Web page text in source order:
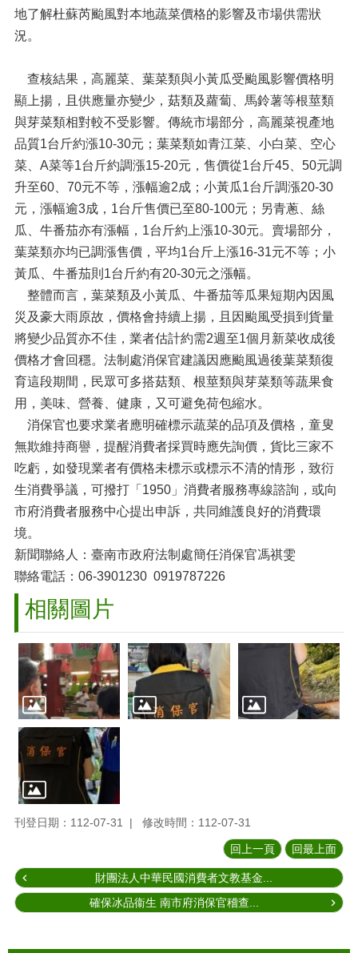
地了解杜蘇芮颱風對本地蔬菜價格的影響及市場供需狀
況。
查核結果，高麗菜、葉菜類與小黃瓜受颱風影響價格明
顯上揚，且供應量亦變少，菇類及蘿蔔、馬鈴薯等根莖類
與芽菜類相對較不受影響。傳統市場部分，高麗菜視產地
品質1台斤約漲10-30元；葉菜類如青江菜、小白菜、空心
菜、A菜等1台斤約調漲15-20元，售價從1台斤45、50元調
升至60、70元不等，漲幅逾2成；小黃瓜1台斤調漲20-30
元，漲幅逾3成，1台斤售價已至80-100元；另青蔥、絲
瓜、牛番茄亦有漲幅，1台斤約上漲10-30元。賣場部分，
葉菜類亦均已調漲售價，平均1台斤上漲16-31元不等；小
黃瓜、牛番茄則1台斤約有20-30元之漲幅。
整體而言，葉菜類及小黃瓜、牛番茄等瓜果短期內因風
災及豪大雨原故，價格會持續上揚，且因颱風受損到貨量
將變少品質亦不佳，業者估計約需2週至1個月新菜收成後
價格才會回穩。法制處消保官建議因應颱風過後葉菜類復
育這段期間，民眾可多搭菇類、根莖類與芽菜類等蔬果食
用，美味、營養、健康，又可避免荷包縮水。
消保官也要求業者應明確標示蔬菜的品項及價格，童叟
無欺維持商譽，提醒消費者採買時應先詢價，貨比三家不
吃虧，如發現業者有價格未標示或標示不清的情形，致衍
生消費爭議，可撥打「1950」消費者服務專線諮詢，或向
市府消費者服務中心提出申訴，共同維護良好的消費環
境。
新聞聯絡人：臺南市政府法制處簡任消保官馮祺雯
聯絡電話：06-3901230 0919787226
相關圖片
刊登日期：112-07-31 修改時間：112-07-31
回上一頁 回最上面
財團法人中華民國消費者文教基金...
確保冰品衞生 南市府消保官稽查...